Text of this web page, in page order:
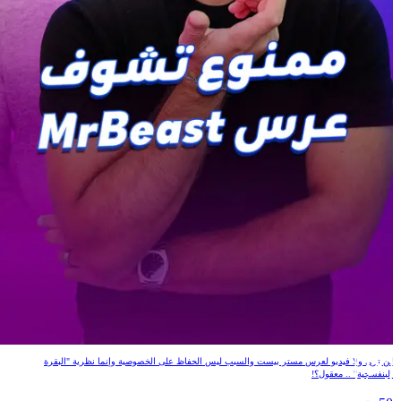
لن ترى ولا فيديو لعرس مستر بيست والسبب ليس الحفاظ على الخصوصية وإنما نظرية "البقرة
البنفسجية" .. معقول؟!